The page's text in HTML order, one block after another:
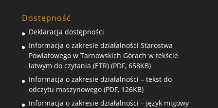
Dostępność
Deklaracja dostępności
Informacja o zakresie działalności Starostwa
Powiatowego w Tarnowskich Górach w tekście
łatwym do czytania (ETR) (PDF, 658KB)
Informacja o zakresie działalności – tekst do
odczytu maszynowego (PDF, 126KB)
Informacja o zakresie działalności – język migowy